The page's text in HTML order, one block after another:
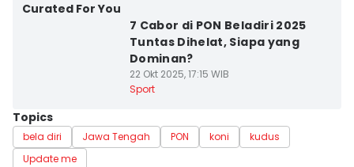
Curated For You
7 Cabor di PON Beladiri 2025
Tuntas Dihelat, Siapa yang
Dominan?
22 Okt 2025, 17:15 WIB
Sport
Topics
bela diri Jawa Tengah PON koni
kudus
Update me